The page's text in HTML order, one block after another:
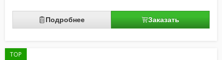
Подробнее Заказать
TOP